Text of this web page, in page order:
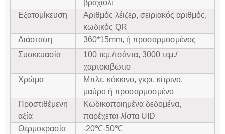
βραχιόλι
Εξατομίκευση
Αριθμός λέιζερ, σειριακός αριθμός,
κωδικός QR
Διάσταση
360*15mm, ή προσαρμοσμένος
Συσκευασία
100 τεμ./τσάντα, 3000 τεμ./
χαρτοκιβώτιο
Χρώμα
Μπλε, κόκκινο, γκρι, κίτρινο,
μαύρο ή προσαρμοσμένο
Προστιθέμενη
αξία
Κωδικοποιημένα δεδομένα,
παρέχεται λίστα UID
Θερμοκρασία
-20℃-50℃